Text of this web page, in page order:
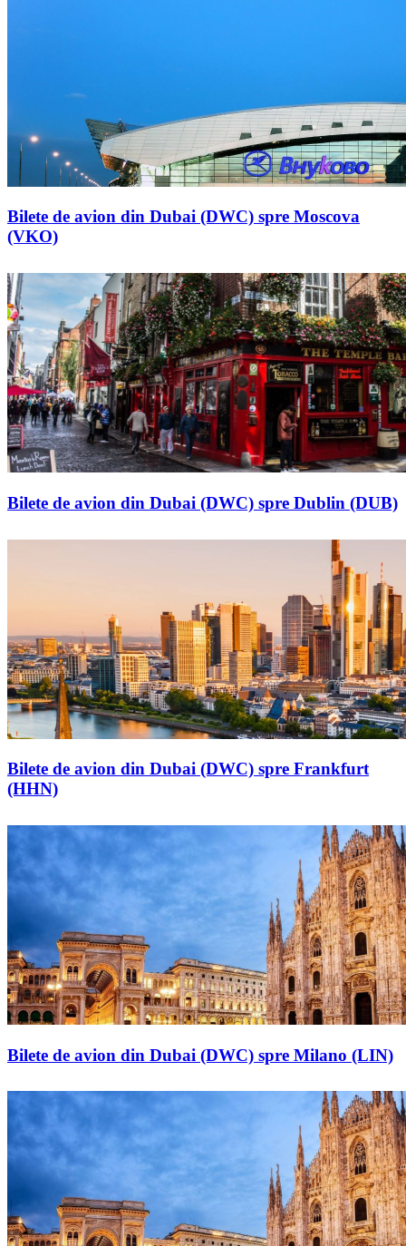
Bilete de avion din Dubai (DWC) spre Moscova
(VKO)
Bilete de avion din Dubai (DWC) spre Dublin (DUB)
Bilete de avion din Dubai (DWC) spre Frankfurt
(HHN)
Bilete de avion din Dubai (DWC) spre Milano (LIN)